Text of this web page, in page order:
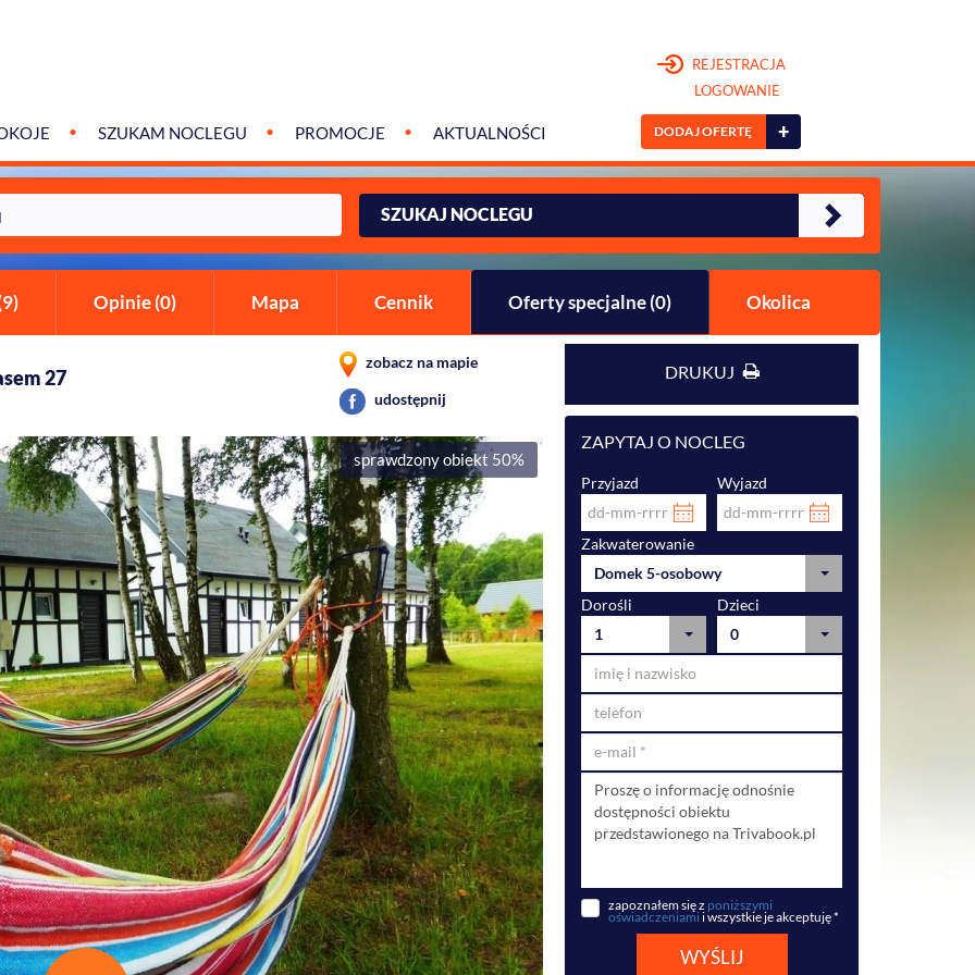
SZUKAM NOCLEGU PROMOCJE AKTUALNOŚCI
REJESTRACJA
LOGOWANIE
DODAJ OFERTĘ +
SZUKAJ NOCLEGU
Opinie (0) Mapa Cennik Oferty specjalne (0) Okolica
27
zobacz na mapie
udostępnij
sprawdzony obiekt 50%
DRUKUJ
ZAPYTAJ O NOCLEG
Przyjazd Wyjazd
Zakwaterowanie
Domek 5-osobowy
Dorośli
1
Dzieci
0
zapoznałem się z poniższymi
oświadczeniami i wszystkie je akceptuję *
WYŚLIJ